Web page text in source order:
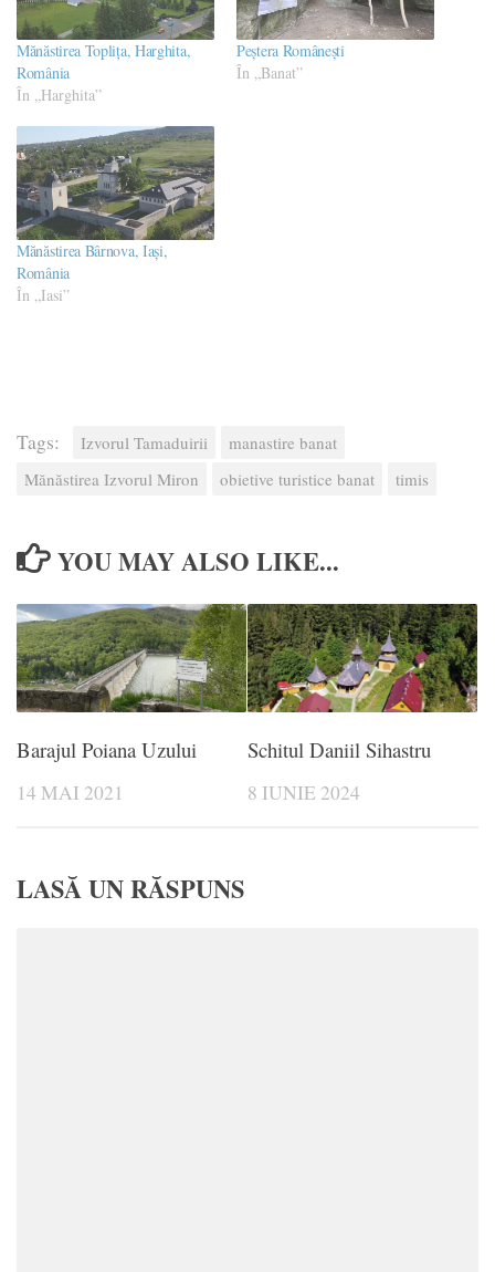
Mănăstirea Toplița, Harghita,
România
În „Harghita”
Peştera Româneşti
În „Banat”
Mănăstirea Bârnova, Iași,
România
În „Iasi”
Tags: Izvorul Tamaduirii
manastire banat
Mănăstirea Izvorul Miron
obietive turistice banat timis
YOU MAY ALSO LIKE...
Barajul Poiana Uzului
14 MAI 2021
Schitul Daniil Sihastru
8 IUNIE 2024
LASĂ UN RĂSPUNS